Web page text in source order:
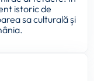
istoric de
sa culturală și